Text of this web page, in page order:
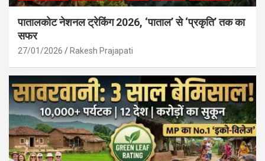
पातालकोट नेशनल ट्रेकिंग 2026, ‘पाताल’ से ‘प्रकृति’ तक का
सफर
27/01/2026 Rakesh Prajapati